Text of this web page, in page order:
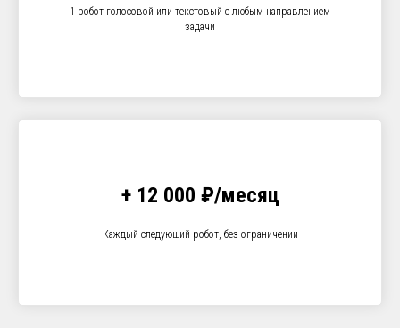
1 робот голосовой или текстовый с любым направлением
задачи
+ 12 000 ₽/месяц
Каждый следующий робот, без ограничении